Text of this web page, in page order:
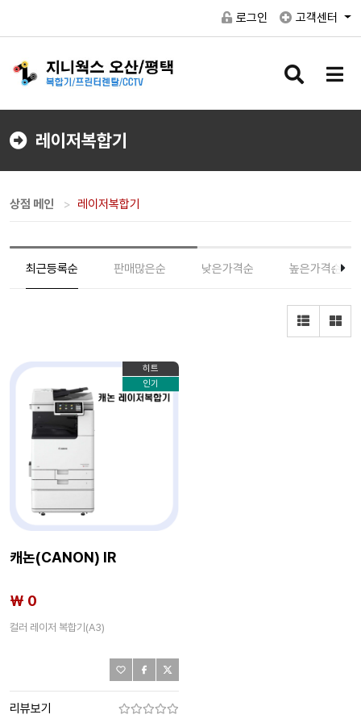
로그인 고객센터
검
버
메
버
레이저복합기
상점 메인 레이저복합기
최근등록순 판매많은순 낮은가격순 높은가격순
히트
인기
캐논(CANON) IR
₩ 0
컬러 레이저 복합기(A3)
리뷰보기